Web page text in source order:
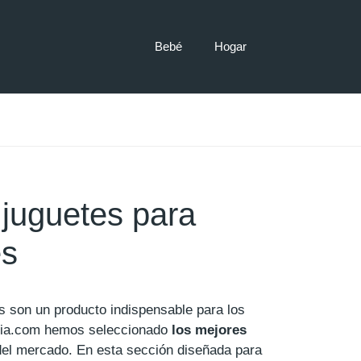
Bebé Hogar
para
son un producto indispensable para los
hemos seleccionado los mejores
mercado. En esta sección diseñada para